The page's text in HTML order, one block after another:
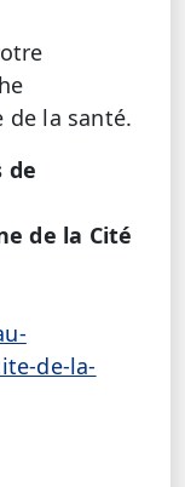
de la santé.
de
de la Cité
de-la-